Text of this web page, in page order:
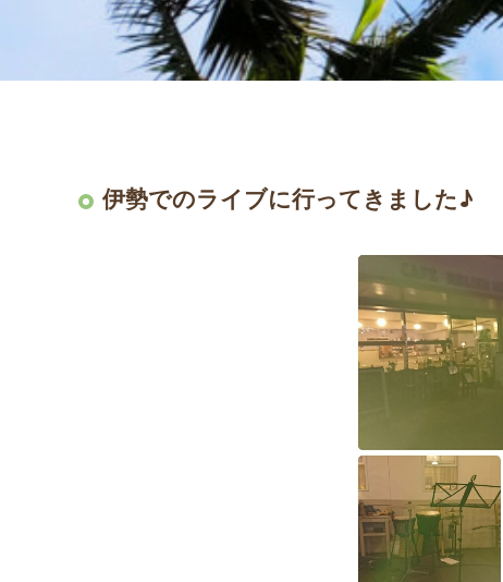
伊勢でのライブに行ってきました♪